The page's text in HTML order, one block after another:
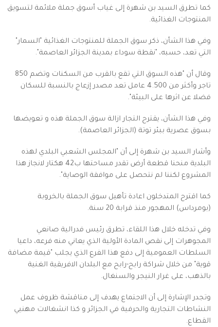
كما تطرق السيد بن شهرة إلى غياب أسوق جملة ملائمة لتسويق
المنتوجات الغذائية.
وفي هذا الشأن، ذكر سوق الجملة للمنتوجات الغذائية "السمار"
التي تعد، حسبه، "نقطة سوداء بمدينة الجزائر العاصمة".
وقال أن "هذه السوق التي تقع بالقرب من السكنات وتضم 850
تاجر وأكثر من 4.500 عامل تعد مصدر إزعاج بالنسبة للسكان
فضلا عن اثرها على البيئة".
وفي هذا الشأن، يقترح التجار ازالة سوق الجملة هذه و تعويضها
بسوق عصرية ببئر توتة (الجزائر العاصمة).
وأشار السيد بن شهرة إلى أن "المجلس الشعبي البلدي لهذه
البلدية منحنا قطعة أرض تقدر مساحتها ب42 هكتار لانجاز هذا
المشروع لكننا لم نتحصل على موافقة الوصاية".
كما اقترح المتدخلون اعادة تأهيل سوق الجملة بالخروبة
(بومرداس) المهجور منذ قرابة 20 سنة.
وفي تدخله خلال هذا اللقاء، تطرق رئيس فدرالية صانعي
المجوهرات إلى نقص المادة الأولية الذي يعاني منه فرعه، داعيا
السلطات العمومية إلى دفع هذا الفرع الذي يجلب "قيمة مضافة
قوية" من خلال شراكة رابح-رابح مع البلدان الافريقية الغنية
بالذهب، على غرار النيجر والسنغال.
وتجدر الإشارة إلى أن الاجتماع يهدف إلى مناقشة ظروف عمل
النشاطات التجارية والحرفية في الجزائر و كذا انشغالات مهنيي
القطاع.